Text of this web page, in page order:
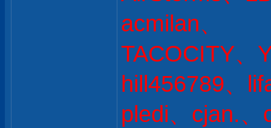
acmilan、
TACOCITY、
hill456789、
pledi、cjan.